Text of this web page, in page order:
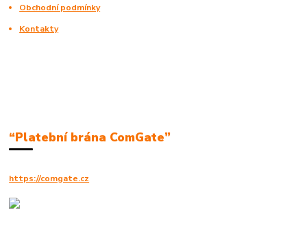
Obchodní podmínky
Kontakty
“Platební brána ComGate”
https://comgate.cz